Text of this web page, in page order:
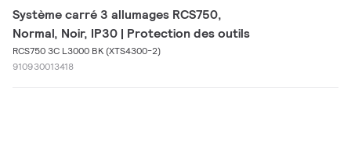
Système carré 3 allumages RCS750,
Normal, Noir, IP30 | Protection des outils
RCS750 3C L3000 BK (XTS4300-2)
910930013418